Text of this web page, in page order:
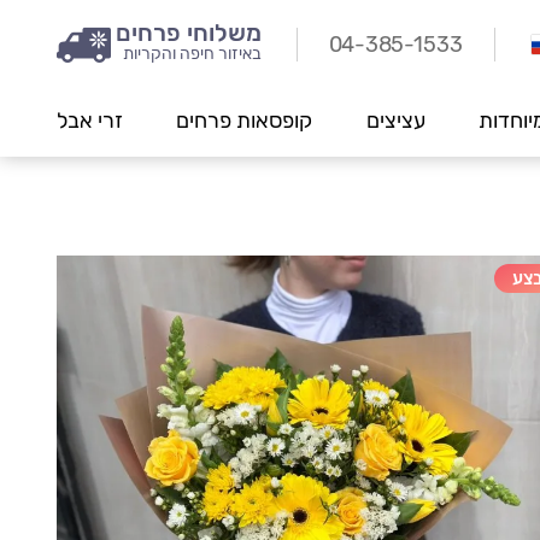
משלוחי פרחים
באיזור חיפה והקריות 04-385-1533
עציצים קופסאות פרחים זרי אבל